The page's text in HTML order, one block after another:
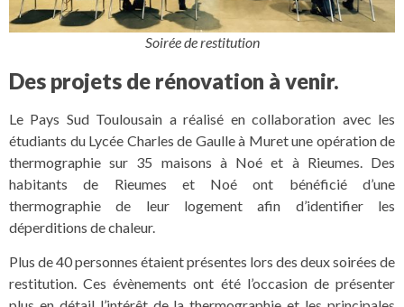
Soirée de restitution
Des projets de rénovation à venir.
Le Pays Sud Toulousain a réalisé en collaboration avec les
étudiants du Lycée Charles de Gaulle à Muret une opération de
thermographie sur 35 maisons à Noé et à Rieumes. Des
habitants de Rieumes et Noé ont bénéficié d’une
thermographie de leur logement afin d’identifier les
déperditions de chaleur.
Plus de 40 personnes étaient présentes lors des deux soirées de
restitution. Ces évènements ont été l’occasion de présenter